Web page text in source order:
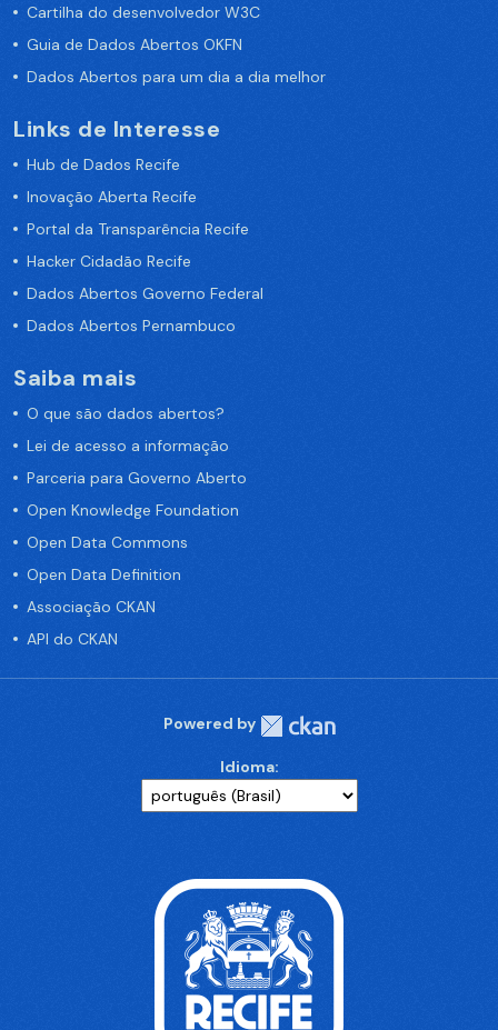
Cartilha do desenvolvedor W3C
Guia de Dados Abertos OKFN
Dados Abertos para um dia a dia melhor
Links de Interesse
Hub de Dados Recife
Inovação Aberta Recife
Portal da Transparência Recife
Hacker Cidadão Recife
Dados Abertos Governo Federal
Dados Abertos Pernambuco
Saiba mais
O que são dados abertos?
Lei de acesso a informação
Parceria para Governo Aberto
Open Knowledge Foundation
Open Data Commons
Open Data Definition
Associação CKAN
API do CKAN
Powered by
Idioma